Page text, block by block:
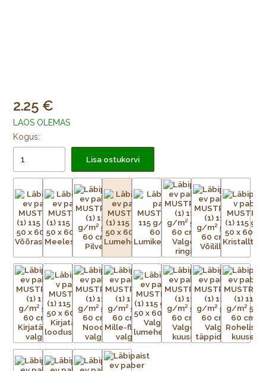
2.25
LAOS OLEMAS
Kogus:
Lisa ostukorvi